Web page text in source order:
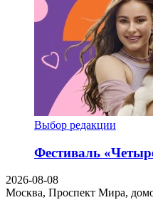
Выбор редакции
Фестиваль
2026-08-08
Москва, Проспект Мира,